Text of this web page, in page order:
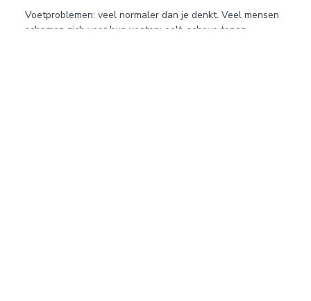
Voetproblemen: veel normaler dan je denkt. Veel mensen
schamen zich voor hun voeten: eelt, scheve tenen,